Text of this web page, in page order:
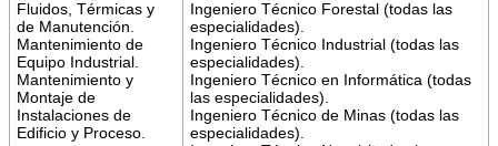
Fluidos, Térmicas y
de Manutención.
Mantenimiento de
Equipo Industrial.
Mantenimiento y
Montaje de
Instalaciones de
Edificio y Proceso.
Ingeniero Técnico Forestal (todas las
especialidades).
Ingeniero Técnico Industrial (todas las
especialidades).
Ingeniero Técnico en Informática (todas
las especialidades).
Ingeniero Técnico de Minas (todas las
especialidades).